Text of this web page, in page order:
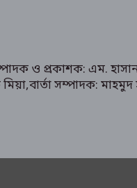
ও প্রকাশক: এম.
মিয়া,বার্তা সম্পাদক: